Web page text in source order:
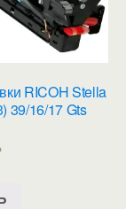
RICOH Stella
39/16/17 Gts